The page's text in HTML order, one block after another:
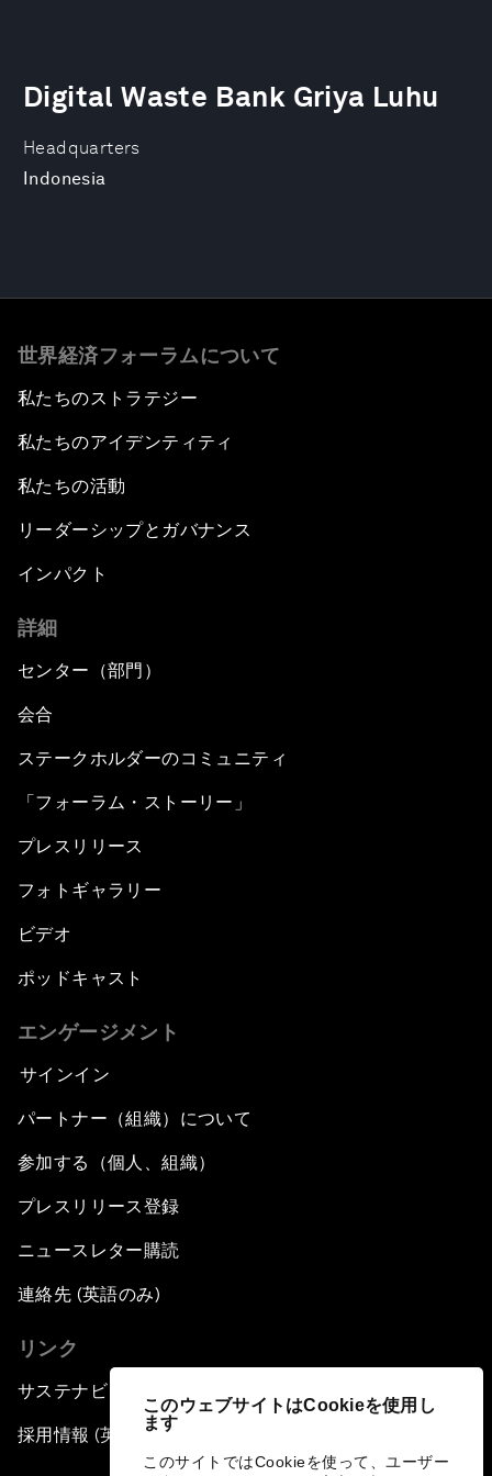
このウェブサイトはCookieを使用し
ます
このサイトではCookieを使って、ユーザー
Headquarters
Indonesia
Digital Waste Bank Griya Luhu
世界経済フォーラムについて
私たちのストラテジー
私たちのアイデンティティ
私たちの活動
リーダーシップとガバナンス
インパクト
詳細
センター（部門）
会合
ステークホルダーのコミュニティ
「フォーラム・ストーリー」
プレスリリース
フォトギャラリー
ビデオ
ポッドキャスト
エンゲージメント
サインイン
パートナー（組織）について
参加する（個人、組織）
プレスリリース登録
ニュースレター購読
連絡先 (英語のみ)
リンク
サステナビリティへの取り組み
採用情報 (英語のみ)